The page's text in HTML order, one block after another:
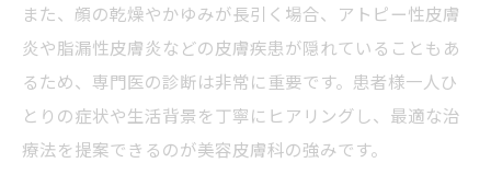
は
乾燥肌対策に役立つ美容皮膚科の治療と日常ケ
ア
また、顔の乾燥やかゆみが長引く場合、アトピー性皮膚
炎や脂漏性皮膚炎などの皮膚疾患が隠れていることもあ
るため、専門医の診断は非常に重要です。患者様一人ひ
とりの症状や生活背景を丁寧にヒアリングし、最適な治
療法を提案できるのが美容皮膚科の強みです。